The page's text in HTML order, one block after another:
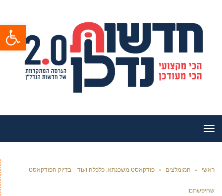
פתח
תפריט
ראשי » המומלצים » פודקאסט משכנתא, כלכלה ועוד – בדיוק הפודקאסט
שחיפשתם!